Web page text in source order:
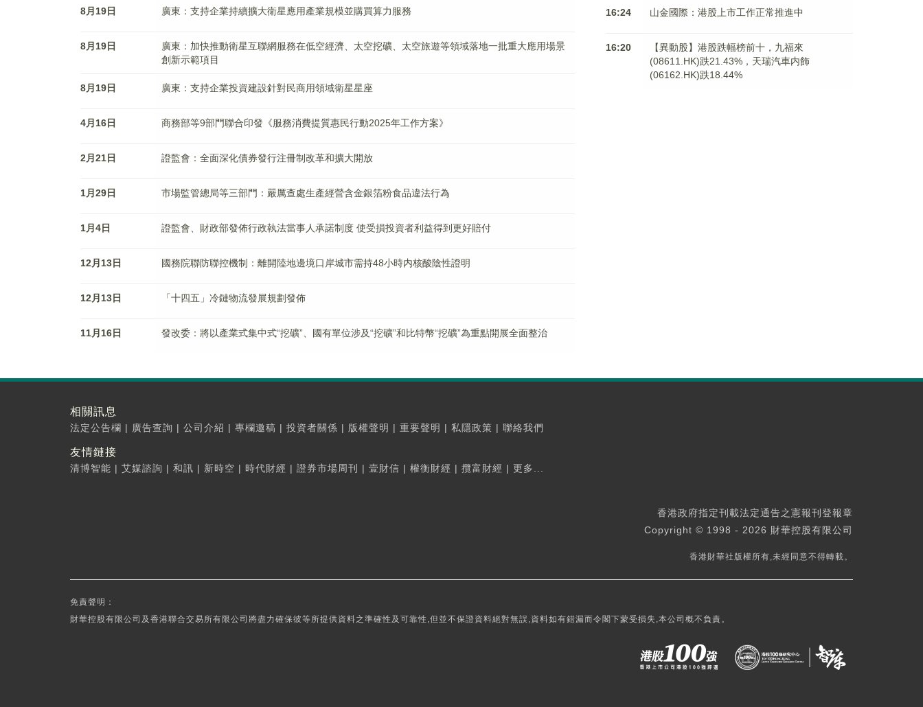
8月19日 廣東：支持企業持續擴大衛星應用產業規模並購買算力服務
8月19日
廣東：加快推動衛星互聯網服務在低空經濟、太空挖礦、太空旅遊等領域落地一批重大應用場景
創新示範項目
8月19日 廣東：支持企業投資建設針對民商用領域衛星星座
4月16日 商務部等9部門聯合印發《服務消費提質惠民行動2025年工作方案》
2月21日 證監會：全面深化債券發行注冊制改革和擴大開放
1月29日 市場監管總局等三部門：嚴厲查處生產經營含金銀箔粉食品違法行為
1月4日 證監會、財政部發佈行政執法當事人承諾制度 使受損投資者利益得到更好賠付
12月13日 國務院聯防聯控機制：離開陸地邊境口岸城市需持48小時内核酸陰性證明
12月13日 「十四五」冷鏈物流發展規劃發佈
11月16日 發改委：將以產業式集中式“挖礦”、國有單位涉及“挖礦”和比特幣“挖礦”為重點開展全面整治
16:24 山金國際：港股上市工作正常推進中
16:20
【異動股】港股跌幅榜前十，九福來
(08611.HK)跌21.43%，天瑞汽車内飾
(06162.HK)跌18.44%
相關訊息
法定公告欄 | 廣告查詢 | 公司介紹 | 專欄邀稿 | 投資者關係 | 版權聲明 | 重要聲明 | 私隱政策 | 聯絡我們
友情鏈接
清博智能 | 艾媒諮詢 | 和訊 | 新時空 | 時代財經 | 證券市場周刊 | 壹財信 | 權衡財經 | 攬富財經 | 更多...
香港政府指定刊載法定通告之憲報刊登報章
Copyright © 1998 - 2026 財華控股有限公司
香港財華社版權所有,未經同意不得轉載。
免責聲明：
財華控股有限公司及香港聯合交易所有限公司將盡力確保彼等所提供資料之準確性及可靠性,但並不保證資料絕對無誤,資料如有錯漏而令閣下蒙受損失,本公司概不負責。